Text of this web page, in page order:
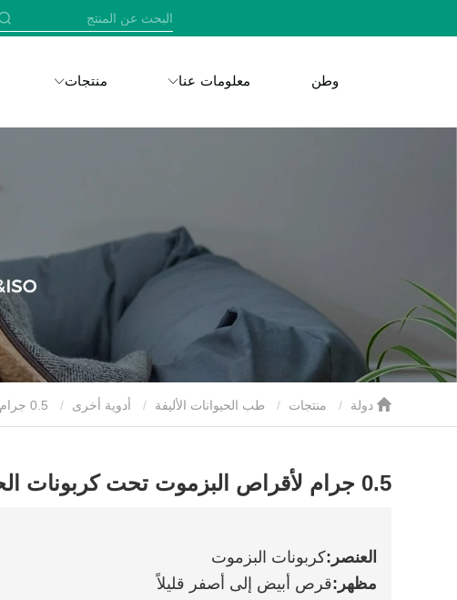
وطن معلومات عنا منتجات
منتجات طب الحيوانات الأليفة أدوية أخرى
0.5 جرام لأقراص البزموت تحت كربونات الحيوانات الأليفة
العنصر:كربونات البزموت
مظهر:قرص أبيض إلى أصفر قليلاً